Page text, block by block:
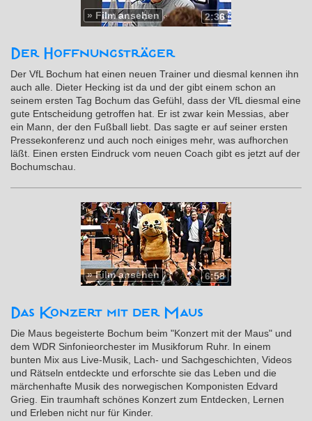
2:36
» Film ansehen
Der Hoffnungsträger
Der VfL Bochum hat einen neuen Trainer und diesmal kennen ihn
auch alle. Dieter Hecking ist da und der gibt einem schon an
seinem ersten Tag Bochum das Gefühl, dass der VfL diesmal eine
gute Entscheidung getroffen hat. Er ist zwar kein Messias, aber
ein Mann, der den Fußball liebt. Das sagte er auf seiner ersten
Pressekonferenz und auch noch einiges mehr, was aufhorchen
läßt. Einen ersten Eindruck vom neuen Coach gibt es jetzt auf der
Bochumschau.
6:58
»Film ansehen
Das Konzert mit der Maus
Die Maus begeisterte Bochum beim "Konzert mit der Maus" und
dem WDR Sinfonieorchester im Musikforum Ruhr. In einem
bunten Mix aus Live-Musik, Lach- und Sachgeschichten, Videos
und Rätseln entdeckte und erforschte sie das Leben und die
märchenhafte Musik des norwegischen Komponisten Edvard
Grieg. Ein traumhaft schönes Konzert zum Entdecken, Lernen
und Erleben nicht nur für Kinder.